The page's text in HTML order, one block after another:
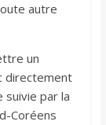
autre
un
directement
suivie par la
Coréens